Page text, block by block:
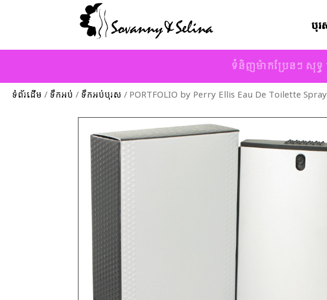
បុ
ទំនិញម៉ាកប្រែនៗ សុទ្ធ
ទំព័រដើម / ទឹកអប់ / ទឹកអប់បុរស / PORTFOLIO by Perry Ellis Eau De Toilette